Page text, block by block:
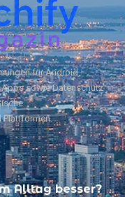
für Android,
Apps sowie Datenschutz
Plattformen.
Alltag besser?